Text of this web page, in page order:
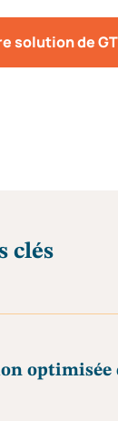
solution de
clés
optimisée